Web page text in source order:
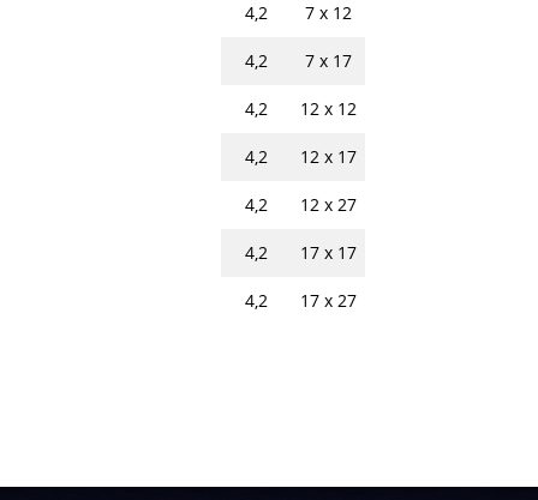
4,2
7 x 12
4,2 7 x 17
4,2 12 x 12
4,2 12 x 17
4,2 12 x 27
4,2 17 x 17
4,2 17 x 27